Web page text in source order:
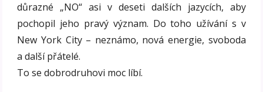
důrazné „NO“ asi v deseti dalších jazycích, aby
pochopil jeho pravý význam. Do toho užívání s v
New York City – neznámo, nová energie, svoboda
a další přátelé.
To se dobrodruhovi moc líbí.